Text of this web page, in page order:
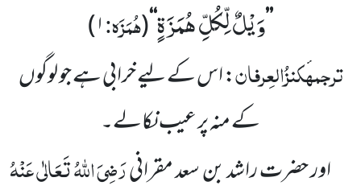
’’وَیْلٌ لِّكُلِّ هُمَزَةٍ‘‘
(ہُمَزَہ:۱)
ترجمہکنزُالعِرفان: اس کے لیے خرابی ہے جو لوگوں
کے منہ پر عیب نکالے۔
اور حضرت راشد بن سعد مقرانیرَضِیَ اللّٰہُ تَعَالٰی عَنْہُ